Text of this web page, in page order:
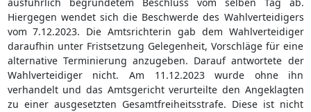
Hiergegen wendet sich die Beschwerde des Wahlverteidigers
vom 7.12.2023. Die Amtsrichterin gab dem Wahlverteidiger
daraufhin unter Fristsetzung Gelegenheit, Vorschläge für eine
alternative Terminierung anzugeben. Darauf antwortete der
Wahlverteidiger nicht. Am 11.12.2023 wurde ohne ihn
verhandelt und das Amtsgericht verurteilte den Angeklagten
zu einer ausgesetzten Gesamtfreiheitsstrafe. Diese ist nicht